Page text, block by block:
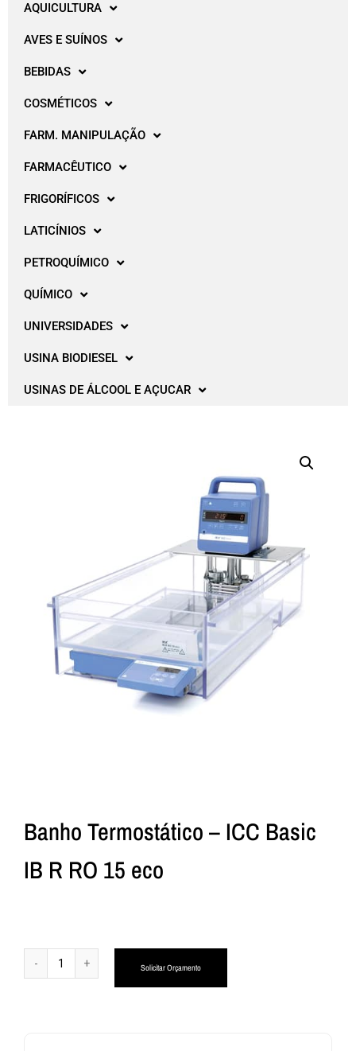
AQUICULTURA
AVES E SUÍNOS
BEBIDAS
COSMÉTICOS
FARM. MANIPULAÇÃO
FARMACÊUTICO
FRIGORÍFICOS
LATICÍNIOS
PETROQUÍMICO
QUÍMICO
UNIVERSIDADES
USINA BIODIESEL
USINAS DE ÁLCOOL E AÇUCAR
Banho Termostático – ICC Basic
IB R RO 15 eco
Solicitar Orçamento